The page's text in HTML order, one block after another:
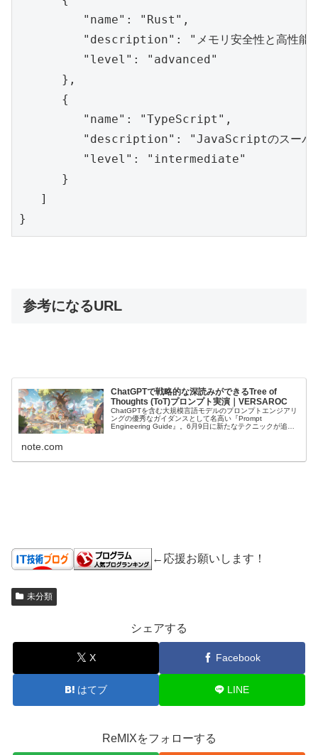
         "name": "Rust",
"description": "メモリ安全性と高性能を
         "level": "advanced"
      },
      {
         "name": "TypeScript",
"description": "JavaScriptのスーパー
         "level": "intermediate"
      }
   ]
参考になるURL
ChatGPTで戦略的な深読みができるTree of
Thoughts (ToT)プロンプト実演｜VERSAROC
ChatGPTを含む大規模言語モデルのプロンプトエンジアリ
ングの優秀なガイダンスとして名高い『Prompt
Engineering Guide』。6月9日に新たなテクニックが追記
note.com
←応援お願いします！
未分類
シェアする
X Facebook
はてブ LINE
ReMIXをフォローする